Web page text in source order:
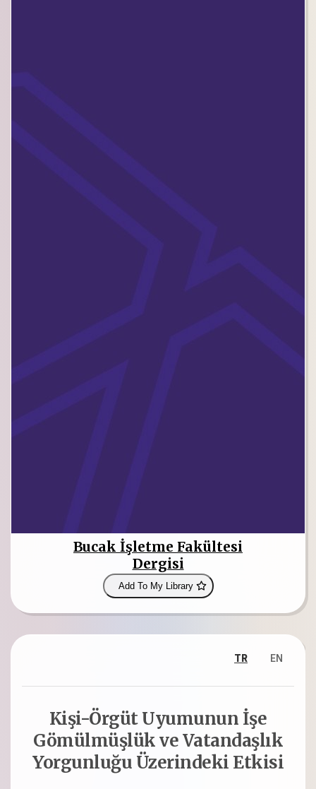
Bucak İşletme Fakültesi
Dergisi
Add To My Library
TR EN
Kişi-Örgüt Uyumunun İşe
Gömülmüşlük ve Vatandaşlık
Yorgunluğu Üzerindeki Etkisi